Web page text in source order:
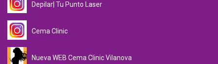
Depilar| Tu Punto Laser
Cema Clinic
Nueva WEB Cema Clinic Vilanova